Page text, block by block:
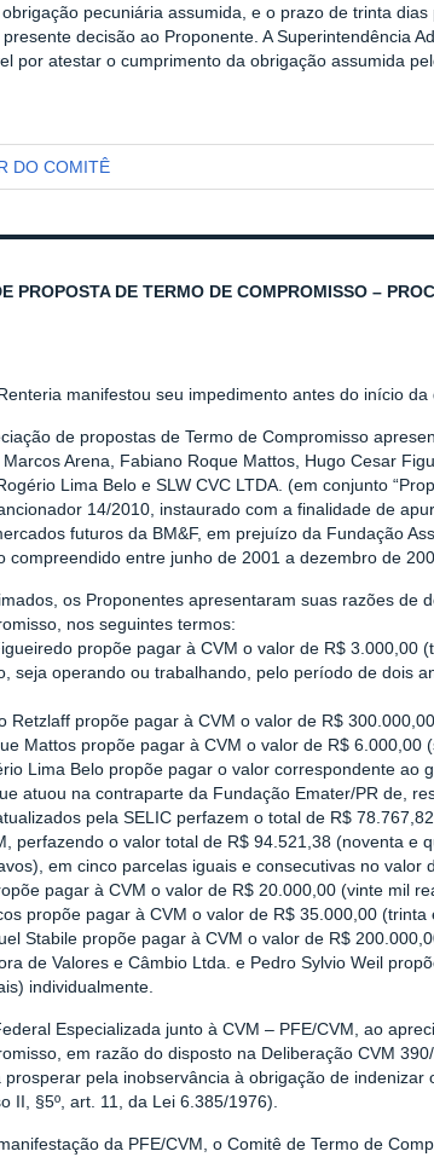
pecuniária assumida, e o prazo de trinta
decisão ao Proponente. A Superintendência
por atestar o cumprimento da obrigação assumida
DO COMITÊ
PROPOSTA DE TERMO DE COMPROMISSO –
manifestou seu impedimento antes do início da
de propostas de Termo de Compromisso
Arena, Fabiano Roque Mattos, Hugo Cesar
Lima Belo e SLW CVC LTDA. (em conjunto
14/2010, instaurado com a finalidade de
futuros da BM&F, em prejuízo da Fundação
compreendido entre junho de 2001 a dezembro de
os Proponentes apresentaram suas razões de
nos seguintes termos:
propõe pagar à CVM o valor de R$ 3.000,00
seja operando ou trabalhando, pelo período de dois
Retzlaff propõe pagar à CVM o valor de R$
Mattos propõe pagar à CVM o valor de R$ 6.000,00
Lima Belo propõe pagar o valor correspondente ao
atuou na contraparte da Fundação Emater/PR de,
pela SELIC perfazem o total de R$
perfazendo o valor total de R$ 94.521,38 (noventa e
em cinco parcelas iguais e consecutivas no valor
pagar à CVM o valor de R$ 20.000,00 (vinte mil
propõe pagar à CVM o valor de R$ 35.000,00 (trinta
Stabile propõe pagar à CVM o valor de R$
de Valores e Câmbio Ltda. e Pedro Sylvio Weil
individualmente.
Especializada junto à CVM – PFE/CVM, ao
em razão do disposto na Deliberação CVM
prosperar pela inobservância à obrigação de
II, §5º, art. 11, da Lei 6.385/1976).
da PFE/CVM, o Comitê de Termo de